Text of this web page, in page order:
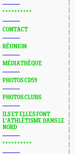
* * * * * * * * * *
CONTACT
RÉUNION
MÉDIATHÈQUE
PHOTOS CD59
PHOTOS CLUBS
ILS ET ELLES FONT
L'ATHLÉTISME DANS LE
NORD
* * * * * * * * * *